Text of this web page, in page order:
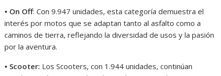
• On Off: Con 9.947 unidades, esta categoría demuestra el
interés por motos que se adaptan tanto al asfalto como a
caminos de tierra, reflejando la diversidad de usos y la pasión
por la aventura.
• Scooter: Los Scooters, con 1.944 unidades, continúan